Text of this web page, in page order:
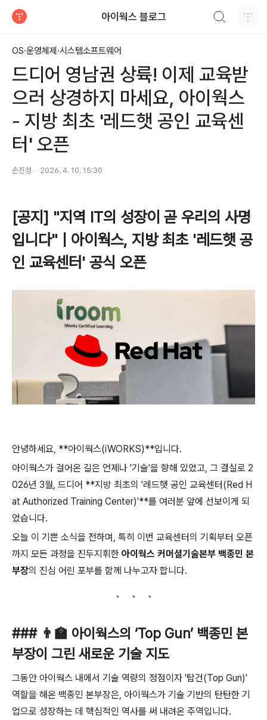
아이웍스 블로그
OS·운영체제·시스템소프트웨어
드디어 영남권 상륙! 이제 교육받
으러 상경하지 마세요, 아이웍스
- 지방 최초 '레드햇 공인 교육센
터' 오픈
손진성 2026. 4. 10. 15:30
[공지] "지역 IT의 성장이 곧 우리의 사명
입니다" | 아이웍스, 지방 최초 '레드햇 공
인 교육센터' 공식 오픈
안녕하세요, **아이웍스(iWORKS)**입니다.
아이웍스가 걸어온 길은 언제나 '기술'을 향해 있었고, 그 결실로 2
026년 3월, 드디어 **지방 최초의 '레드햇 공인 교육센터(Red H
at Authorized Training Center)'**를 여러분 앞에 선보이게 되
었습니다.
오늘 이 기쁜 소식을 전하며, 특히 이번 교육센터의 기획부터 오픈
까지 모든 과정을 진두지휘한 아이웍스 커머셜기술본부 백종민 본
부장의 진심 어린 포부를 함께 나누고자 합니다.
### 👨‍🏫 아이웍스의 ‘Top Gun’ 백종민 본
부장이 그린 새로운 기술 지도
그동안 아이웍스 내에서 기술 역량의 정점이자 '탑건(Top Gun)'
역할을 해온 백종민 본부장은, 아이웍스가 기술 기반의 탄탄한 기
업으로 성장하는 데 핵심적인 역사를 써 내려온 주역입니다.